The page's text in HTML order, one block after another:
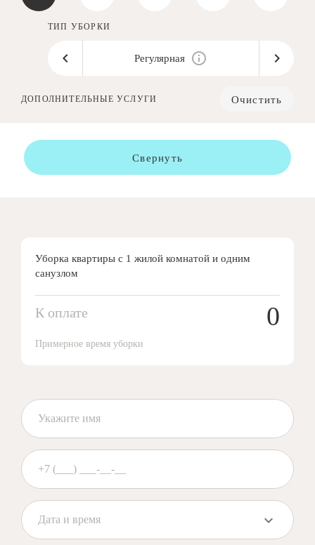
ТИП УБОРКИ
Регулярная
ДОПОЛНИТЕЛЬНЫЕ УСЛУГИ Очистить
Свернуть
Уборка квартиры с 1 жилой комнатой и одним
санузлом
К оплате 0
Примерное время уборки